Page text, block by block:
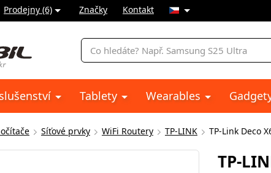
Prodejny (6) Značky Kontakt
Vyhledávání
Tablety Wearables
Síťové prvky WiFi Routery TP-LINK TP-Link Deco
TP-